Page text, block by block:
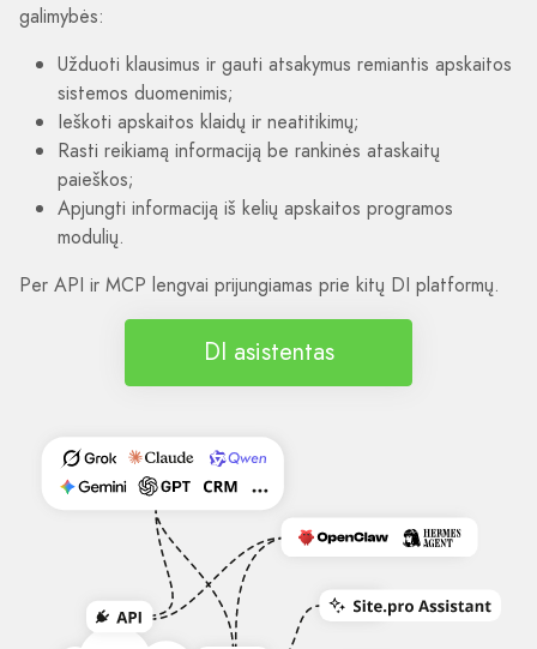
galimybės:
Užduoti klausimus ir gauti atsakymus remiantis apskaitos
sistemos duomenimis;
Ieškoti apskaitos klaidų ir neatitikimų;
Rasti reikiamą informaciją be rankinės ataskaitų
paieškos;
Apjungti informaciją iš kelių apskaitos programos
modulių.
Per API ir MCP lengvai prijungiamas prie kitų DI platformų.
DI asistentas